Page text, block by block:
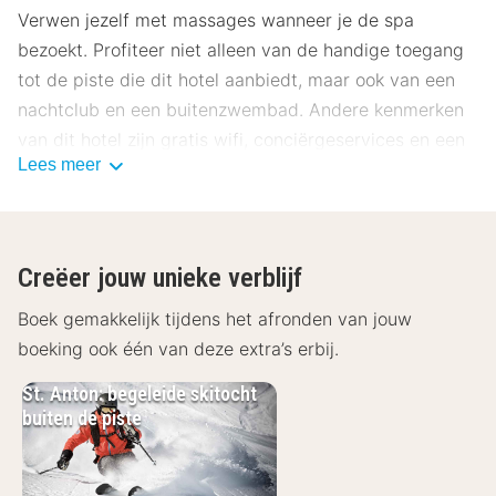
Verwen jezelf met massages wanneer je de spa
bezoekt. Profiteer niet alleen van de handige toegang
tot de piste die dit hotel aanbiedt, maar ook van een
nachtclub en een buitenzwembad. Andere kenmerken
van dit hotel zijn gratis wifi, conciërgeservices en een
skiopslagruimte.
blijf lekker binnen en profiteer van de roomservice
(beperkte tijden). Er zijn ook snacks beschikbaar in de
koffiebar/het café. Ontspan met een lekker fris drankje
in één van de 2 bars/lounges. Dagelijks kun je van
07.30 uur tot 10.00 uur genieten van een gratis
ontbijtbuffet.
De volledige accommodatie is gesloten van 15 oktober
Lees meer
Creëer jouw unieke verblijf
Boek gemakkelijk tijdens het afronden van jouw
boeking ook één van deze extra’s erbij.
St. Anton: begeleide skitocht
buiten de piste